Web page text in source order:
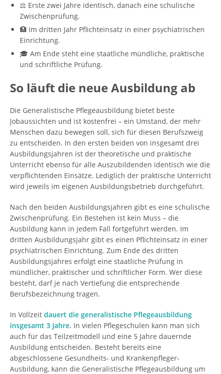
⚖️ Erste zwei Jahre identisch, danach eine schulische
Zwischenprüfung.
🏥 Im dritten Jahr Pflichteinsatz in einer psychiatrischen
Einrichtung.
🎓 Am Ende steht eine staatliche mündliche, praktische
und schriftliche Prüfung.
So läuft die neue Ausbildung ab
Die Generalistische Pflegeausbildung bietet beste
Jobaussichten und ist kostenfrei – ein Umstand, der mehr
Menschen dazu bewegen soll, sich für diesen Berufszweig
zu entscheiden. In den ersten beiden von insgesamt drei
Ausbildungsjahren ist der theoretische und praktische
Unterricht ebenso für alle Auszubildenden identisch wie die
verpflichtenden Einsätze. Lediglich der praktische Unterricht
wird jeweils im eigenen Ausbildungsbetrieb durchgeführt.
Nach den beiden Ausbildungsjahren gibt es eine schulische
Zwischenprüfung. Ein Bestehen ist kein Muss – die
Ausbildung kann in jedem Fall fortgeführt werden. Im
dritten Ausbildungsjahr gibt es einen Pflichteinsatz in einer
psychiatrischen Einrichtung. Zum Ende des dritten
Ausbildungsjahres erfolgt eine staatliche Prüfung in
mündlicher, praktischer und schriftlicher Form. Wer diese
besteht, darf je nach Vertiefung die entsprechende
Berufsbezeichnung tragen.
In Vollzeit dauert die generalistische Pflegeausbildung
insgesamt 3 Jahre. In vielen Pflegeschulen kann man sich
auch für das Teilzeitmodell und eine 5 Jahre dauernde
Ausbildung entscheiden. Besteht bereits eine
abgeschlossene Gesundheits- und Krankenpfleger-
Ausbildung, kann die Generalistische Pflegeausbildung um